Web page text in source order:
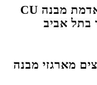
יישום בית גידול של אדמת מבנה CU
מארגזי מבנה